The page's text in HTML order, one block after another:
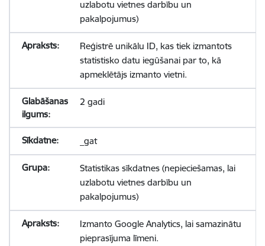
uzlabotu vietnes darbību un
pakalpojumus)
Reģistrē unikālu ID, kas tiek izmantots
statistisko datu iegūšanai par to, kā
apmeklētājs izmanto vietni.
2 gadi
_gat
Statistikas sīkdatnes (nepieciešamas, lai
uzlabotu vietnes darbību un
pakalpojumus)
Izmanto Google Analytics, lai samazinātu
pieprasījuma līmeni.